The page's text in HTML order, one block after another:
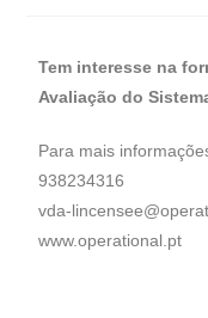
Tem interesse na
Avaliação do
Para mais
938234316
vda-
www.operational.pt